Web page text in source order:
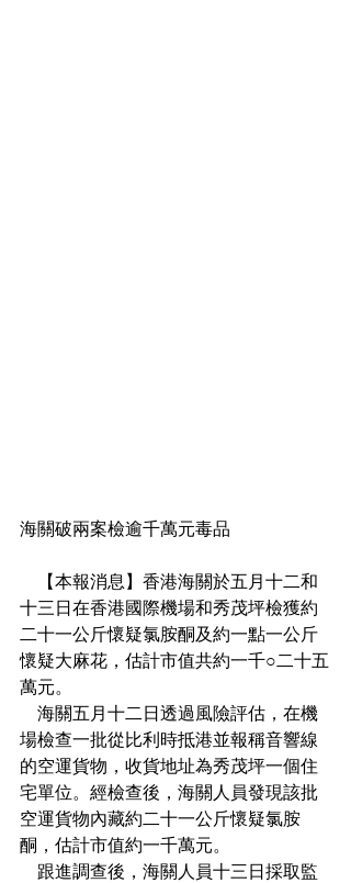
海關破兩案檢逾千萬元毒品
【本報消息】香港海關於五月十二和
十三日在香港國際機場和秀茂坪檢獲約
二十一公斤懷疑氯胺酮及約一點一公斤
懷疑大麻花，估計市值共約一千○二十五
萬元。
海關五月十二日透過風險評估，在機
場檢查一批從比利時抵港並報稱音響線
的空運貨物，收貨地址為秀茂坪一個住
宅單位。經檢查後，海關人員發現該批
空運貨物內藏約二十一公斤懷疑氯胺
酮，估計市值約一千萬元。
跟進調查後，海關人員十三日採取監